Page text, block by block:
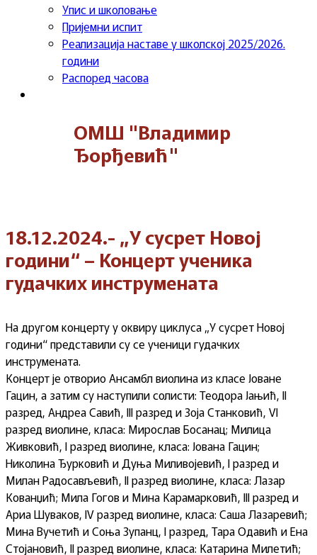
Упис и школовање
Пријемни испит
Реализација наставе у школској 2025/2026.
години
Распоред часова
ОМШ "Владимир
Ђорђевић"
18.12.2024.- „У сусрет Новој
години“ – Концерт ученика
гудачких инструмената
На другом концерту у оквиру циклуса „У сусрет Новој
години“ представили су се ученици гудачких
инструмената.
Концерт је отворио Ансамбл виолина из класе Јоване
Гацин, а затим су наступили солисти: Теодора Јањић, II
разред, Андреа Савић, III разред и Зоја Станковић, VI
разред виолине, класа: Мирослав Босанац; Милица
Живковић, I разред виолине, класа: Јована Гацин;
Николина Ђурковић и Дуња Миливојевић, I разред и
Милан Радосављевић, II разред виолине, класа: Лазар
Кованџић; Мила Гогов и Мина Карамарковић, III разред и
Ариа Шуваков, IV разред виолине, класа: Саша Лазаревић;
Мина Вучетић и Соња Зупанц, I разред, Тара Одавић и Ена
Стојановић, II разред виолине, класа: Катарина Милетић;